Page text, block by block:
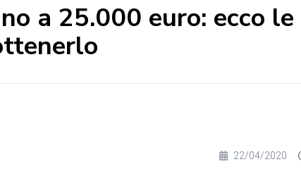
a 25.000 euro: ecco le
22/04/2020